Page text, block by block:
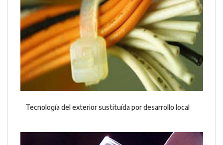
Tecnología del exterior sustituída por desarrollo local